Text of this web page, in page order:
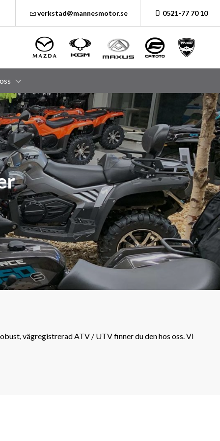
verkstad@mannesmotor.se 0521-77 70 10
vägregistrerad ATV / UTV finner du den hos oss. Vi